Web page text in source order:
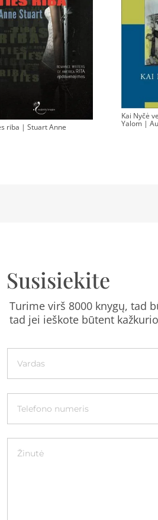
riba | Stuart Anne
Kai Nyčė
Yalom |
Susisiekite
Turime virš 8000 knygų, tad
tad jei ieškote būtent